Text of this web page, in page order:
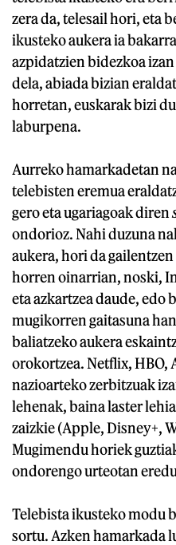
zera da, telesail hori, eta
ikusteko aukera ia
azpidatzien bidezkoa
dela, abiada bizian
horretan, euskarak bizi
laburpena.
Aurreko hamarkadetan
telebisten eremua
gero eta ugariagoak diren
ondorioz. Nahi duzuna
aukera, hori da
horren oinarrian, noski,
eta azkartzea daude, edo
mugikorren gaitasuna
baliatzeko aukera
orokortzea. Netflix, HBO,
nazioarteko zerbitzuak
lehenak, baina laster
zaizkie (Apple, Disney+,
Mugimendu horiek
ondorengo urteotan
Telebista ikusteko modu
sortu. Azken hamarkada